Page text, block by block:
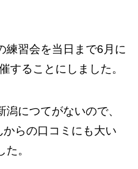
練習会を当日まで6月に
することにしました。
につてがないので、
らの口コミにも大い
。